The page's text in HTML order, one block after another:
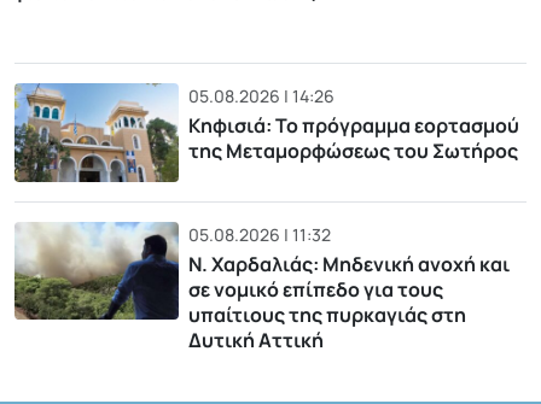
05.08.2026 | 14:26
Κηφισιά: Το πρόγραμμα εορτασμού
της Μεταμορφώσεως του Σωτήρος
05.08.2026 | 11:32
Ν. Χαρδαλιάς: Μηδενική ανοχή και
σε νομικό επίπεδο για τους
υπαίτιους της πυρκαγιάς στη
Δυτική Αττική